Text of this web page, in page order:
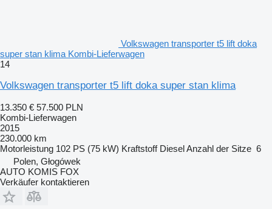
Volkswagen transporter t5 lift doka
super stan klima Kombi-Lieferwagen
14
Volkswagen transporter t5 lift doka super stan klima
13.350 € 57.500 PLN
Kombi-Lieferwagen
2015
230.000 km
Motorleistung 102 PS (75 kW) Kraftstoff DieselAnzahl der Sitze 6
Polen, Głogówek
AUTO KOMIS FOX
Verkäufer kontaktieren